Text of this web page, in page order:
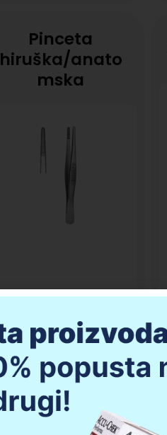
Pinceta
hiruška/anato
mska
20,00KM
POGLEDAJ
PROIZVOD